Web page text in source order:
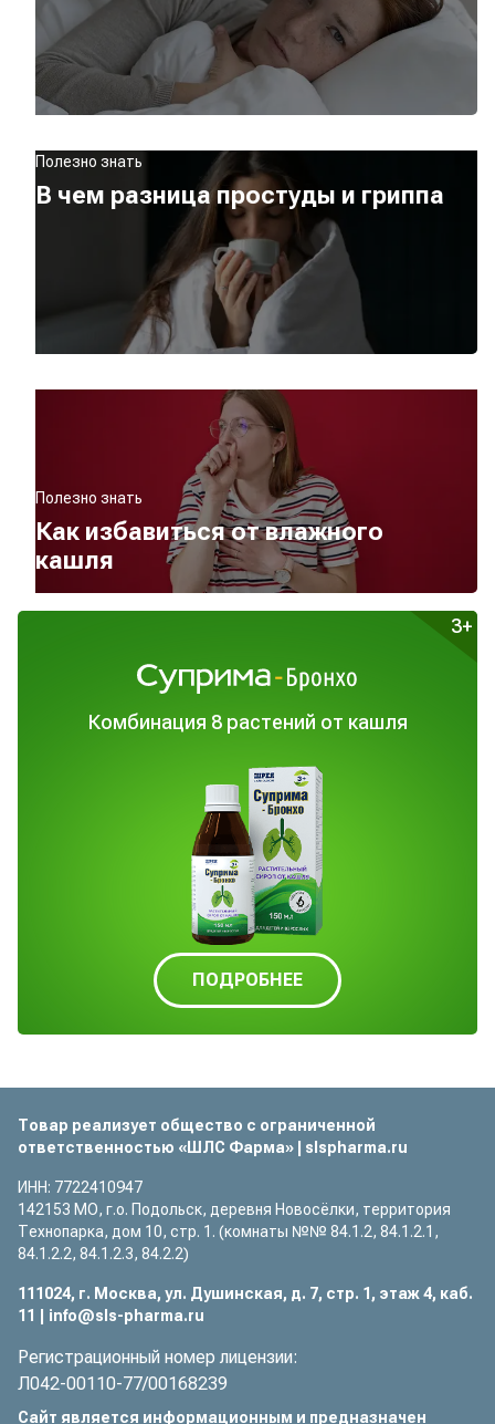
Полезно знать
В чем разница простуды и гриппа
Полезно знать
Как избавиться от влажного
кашля
3+
Комбинация 8 растений от кашля
ПОДРОБНЕЕ
Товар реализует общество с ограниченной
ответственностью «ШЛС Фарма» slspharma.ru
ИНН: 7722410947
142153 МО, г.о. Подольск, деревня Новосёлки, территория
Технопарка, дом 10, стр. 1. (комнаты №№ 84.1.2, 84.1.2.1,
84.1.2.2, 84.1.2.3, 84.2.2)
111024, г. Москва, ул. Душинская, д. 7, стр. 1, этаж 4, каб.
11
info@sls-pharma.ru
Регистрационный номер лицензии:
Л042-00110-77/00168239
Сайт является информационным и предназначен